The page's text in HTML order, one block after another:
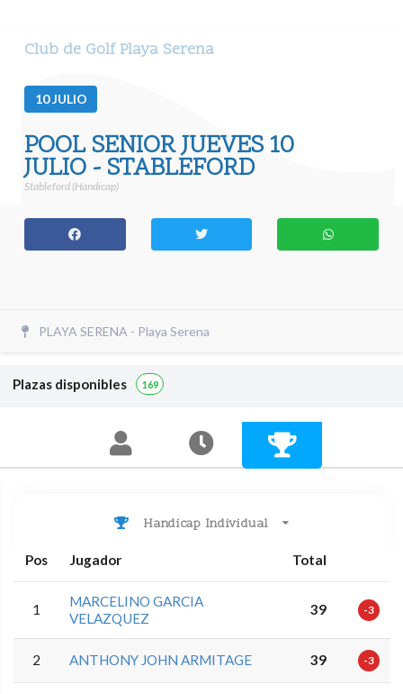
Club de Golf Playa Serena
10JULIO
POOL SENIOR JUEVES 10
JULIO - STABLEFORD
Stableford (Handicap)
PLAYA SERENA - Playa Serena
Plazas disponibles 169
Handicap Individual
Pos Jugador Total
1
MARCELINO GARCIA
VELAZQUEZ
39 -3
2 ANTHONY JOHN ARMITAGE 39 -3